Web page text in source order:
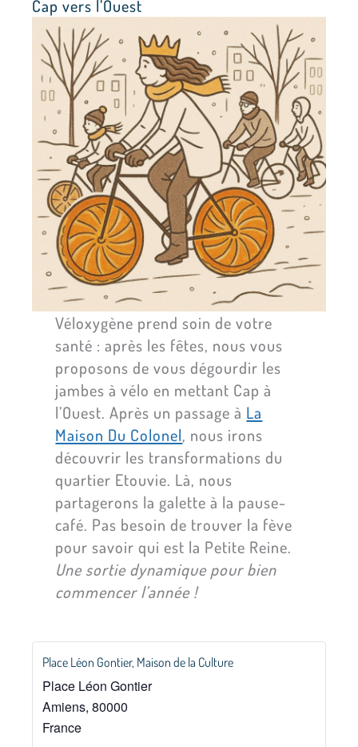
Cap vers l’Ouest
Véloxygène prend soin de votre
santé : après les fêtes, nous vous
proposons de vous dégourdir les
jambes à vélo en mettant Cap à
l’Ouest. Après un passage à La
Maison Du Colonel, nous irons
découvrir les transformations du
quartier Etouvie. Là, nous
partagerons la galette à la pause-
café. Pas besoin de trouver la fève
pour savoir qui est la Petite Reine.
Une sortie dynamique pour bien
commencer l’année !
Place Léon Gontier, Maison de la Culture
Place Léon Gontier
Amiens, 80000
France